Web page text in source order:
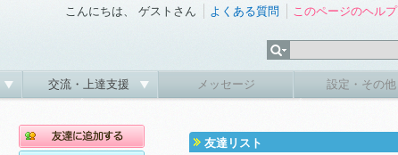
こんにちは、 ゲストさん よくある質問 このページのヘルプ
交流・上達支援 メッセージ 設定・その他
友達リスト